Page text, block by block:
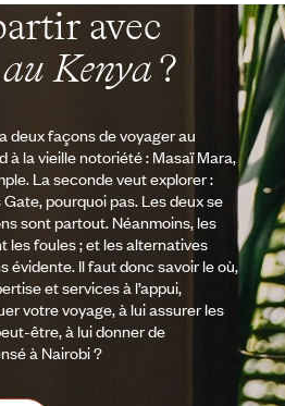
avec
au Kenya?
deux façons de voyager au
à la vieille notoriété : Masaï Mara,
La seconde veut explorer :
pourquoi pas. Les deux se
sont partout. Néanmoins, les
les foules ; et les alternatives
évidente. Il faut donc savoir le où,
et services à l’appui,
votre voyage, à lui assurer les
être, à lui donner de
à Nairobi ?